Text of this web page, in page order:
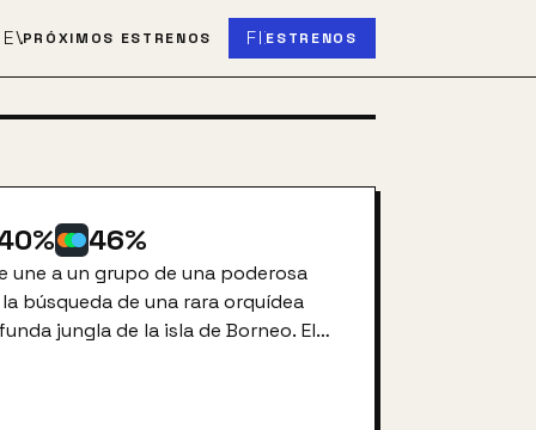
EVENT_UPCOMING
PRÓXIMOS ESTRENOS FIBER_NEW
ESTRENOS
% 46%
une a un grupo de una poderosa
búsqueda de una rara orquídea
jungla de la isla de Borneo. El
que contiene una poderosa
de la eterna juventud,
pronto descubren que la